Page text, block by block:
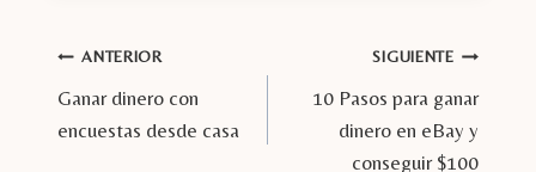
entrada:
Navegación
de
ANTERIOR
Ganar dinero con
encuestas desde casa
SIGUIENTE
10 Pasos para ganar
dinero en eBay y
conseguir $100